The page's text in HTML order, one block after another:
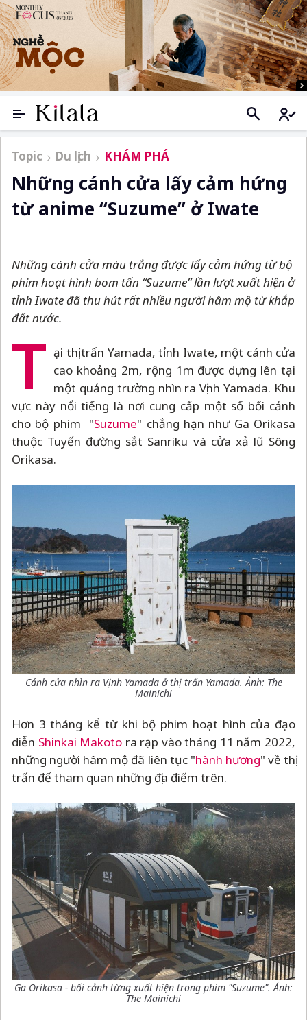
Topic Du lịch KHÁM PHÁ
Những cánh cửa lấy cảm hứng
từ anime “Suzume” ở Iwate
Những cánh cửa màu trắng được lấy cảm hứng từ bộ
phim hoạt hình bom tấn “Suzume” lần lượt xuất hiện ở
tỉnh Iwate đã thu hút rất nhiều người hâm mộ từ khắp
đất nước.
T ại thị trấn Yamada, tỉnh Iwate, một cánh cửa
cao khoảng 2m, rộng 1m được dựng lên tại
một quảng trường nhìn ra Vịnh Yamada. Khu
vực này nổi tiếng là nơi cung cấp một số bối cảnh
cho bộ phim "Suzume" chẳng hạn như Ga Orikasa
thuộc Tuyến đường sắt Sanriku và cửa xả lũ Sông
Orikasa.
Cánh cửa nhìn ra Vịnh Yamada ở thị trấn Yamada. Ảnh: The
Mainichi
Hơn 3 tháng kể từ khi bộ phim hoạt hình của đạo
diễn Shinkai Makoto ra rạp vào tháng 11 năm 2022,
những người hâm mộ đã liên tục "hành hương" về thị
trấn để tham quan những địa điểm trên.
Ga Orikasa - bối cảnh từng xuất hiện trong phim "Suzume". Ảnh:
The Mainichi